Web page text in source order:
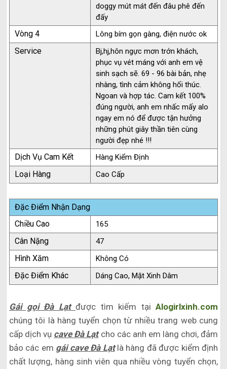
doggy mút mát đến đâu phê đến
đấy
Vòng 4 Lông bím gọn gàng, điện nước ok
Service
Bj,hj,hôn ngực mơn trớn khách,
phục vụ vét máng với anh em vệ
sinh sạch sẽ. 69 - 96 bài bản, nhẹ
nhàng, tình cảm không hối thúc.
Ngoan và hợp tác. Cam kết 100%
đúng người, anh em nhấc mấy alo
ngay em nó để được tận hưởng
những phút giây thần tiên cùng
người đẹp nhé !!!
Dịch Vụ Cam Kết Hàng Kiểm Định
Loại Hàng Cao Cấp
Đặc Điểm Nhận Dạng
Chiều Cao
165
Cân Nặng 47
Hình Xăm Không Có
Đặc Điểm Khác Dáng Cao, Mặt Xinh Dâm
Gái gọi Đà Lạt được tìm kiếm tại Alogirlxinh.com
chúng tôi là hàng tuyển chọn từ nhiều trang web cung
cấp dịch vụ cave Đà Lạtcho các anh em làng chơi, đảm
bảo các em gái cave Đà Lạtlà hàng đã được kiểm định
chất lượng, hàng sinh viên qua nhiều vòng tuyển chọn,